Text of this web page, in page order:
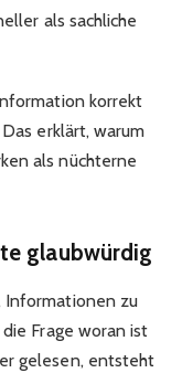
als sachliche
korrekt
erklärt, warum
als nüchterne
glaubwürdig
Informationen zu
Frage woran ist
gelesen, entsteht